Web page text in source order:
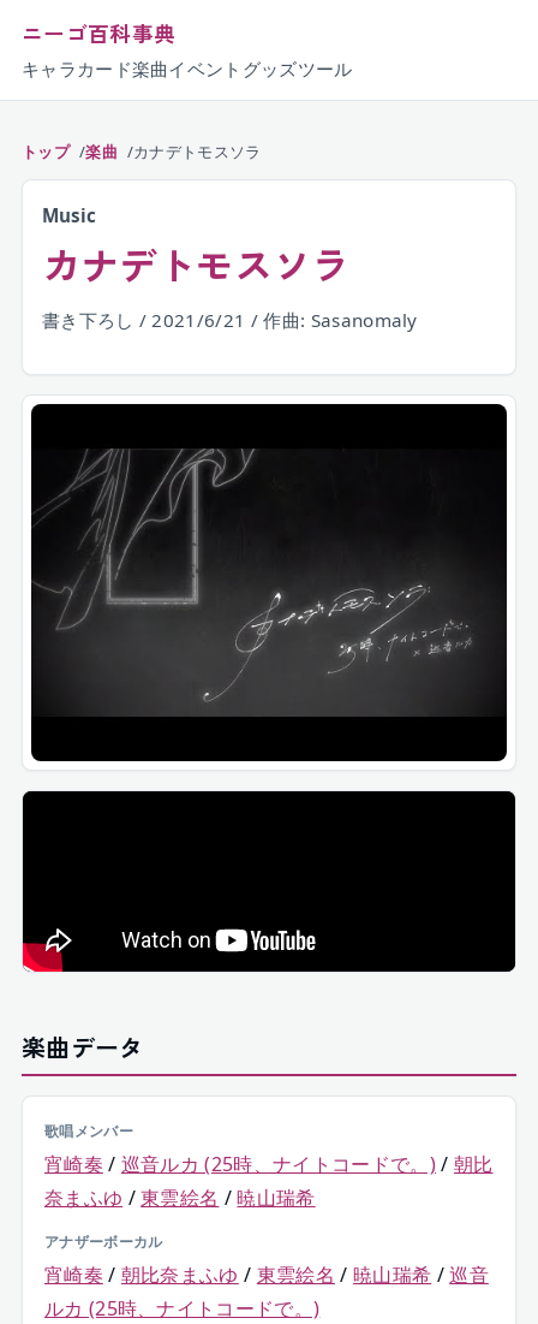
ニーゴ百科事典
キャラ カード楽曲イベント グッズツール
トップ 楽曲 カナデトモスソラ
Music
カナデトモスソラ
書き下ろし / 2021/6/21 / 作曲: Sasanomaly
楽曲データ
歌唱メンバー
宵崎奏 / 巡音ルカ (25時、ナイトコードで。)/ 朝比
奈まふゆ /東雲絵名 /暁山瑞希
アナザーボーカル
宵崎奏 / 朝比奈まふゆ / 東雲絵名 / 暁山瑞希 /巡音
ルカ (25時、ナイトコードで。)